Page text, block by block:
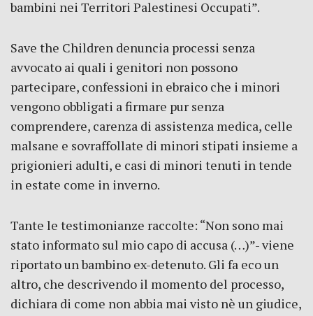
bambini nei Territori Palestinesi Occupati”.
Save the Children denuncia processi senza
avvocato ai quali i genitori non possono
partecipare, confessioni in ebraico che i minori
vengono obbligati a firmare pur senza
comprendere, carenza di assistenza medica, celle
malsane e sovraffollate di minori stipati insieme a
prigionieri adulti, e casi di minori tenuti in tende
in estate come in inverno.
Tante le testimonianze raccolte: “Non sono mai
stato informato sul mio capo di accusa (…)”- viene
riportato un bambino ex-detenuto. Gli fa eco un
altro, che descrivendo il momento del processo,
dichiara di come non abbia mai visto nè un giudice,